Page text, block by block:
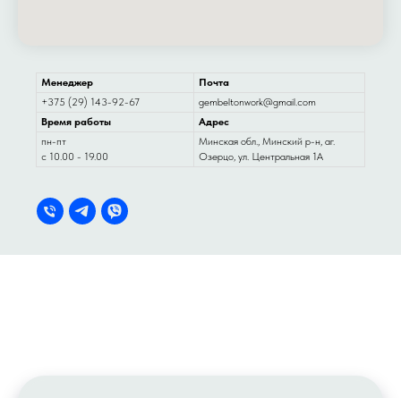
Менеджер
Почта
+375 (29) 143-92-67
gembeltonwork@gmail.com
Время работы
Адрес
пн-пт
с 10.00 - 19.00
Минская обл., Минский р-н, аг.
Озерцо, ул. Центральная 1А